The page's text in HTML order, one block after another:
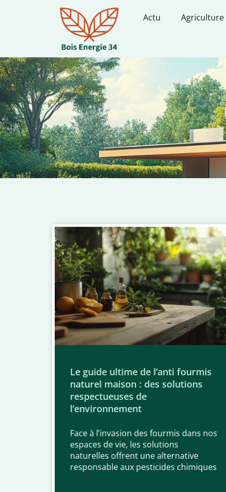
Actu Agriculture
Le guide ultime de l’anti fourmis
naturel maison : des solutions
respectueuses de
l’environnement
Face à l’invasion des fourmis dans nos
espaces de vie, les solutions
naturelles offrent une alternative
responsable aux pesticides chimiques